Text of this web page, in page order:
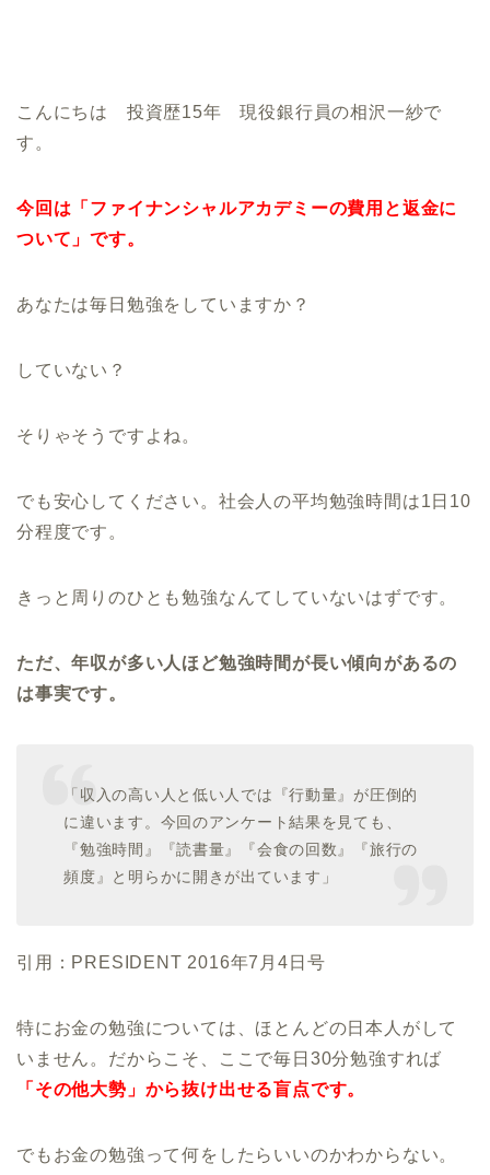
こんにちは 投資歴15年 現役銀行員の相沢一紗で
す。
今回は「ファイナンシャルアカデミーの費用と返金に
ついて」です。
あなたは毎日勉強をしていますか？
していない？
そりゃそうですよね。
でも安心してください。社会人の平均勉強時間は1日10
分程度です。
きっと周りのひとも勉強なんてしていないはずです。
ただ、年収が多い人ほど勉強時間が長い傾向があるの
は事実です。
「収入の高い人と低い人では『行動量』が圧倒的
に違います。今回のアンケート結果を見ても、
『勉強時間』『読書量』『会食の回数』『旅行の
頻度』と明らかに開きが出ています」
引用：PRESIDENT 2016年7月4日号
特にお金の勉強については、ほとんどの日本人がして
いません。だからこそ、ここで毎日30分勉強すれば
「その他大勢」から抜け出せる盲点です。
でもお金の勉強って何をしたらいいのかわからない。